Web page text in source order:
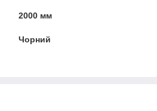
2000 мм
Чорний